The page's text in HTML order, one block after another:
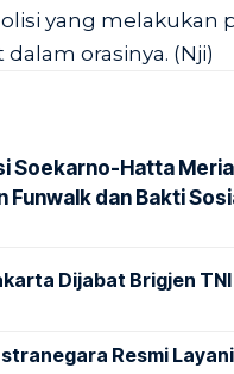
yang melakukan
orasinya. (Nji)
Soekarno-Hatta
Funwalk dan Bakti
Dijabat Brigjen
Resmi